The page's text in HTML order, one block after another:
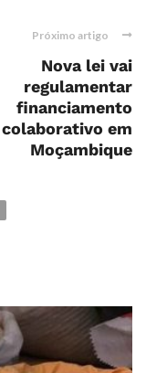
Próximo artigo
Nova lei vai
regulamentar
financiamento
colaborativo em
Moçambique